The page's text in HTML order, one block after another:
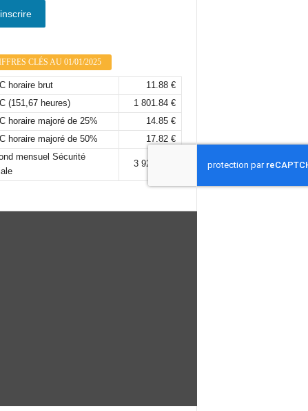
CLÉS AU 01/01/2025
horaire brut
11.88 €
(151,67 heures)
1 801.84 €
horaire majoré de 25%
14.85 €
horaire majoré de 50%
17.82 €
mensuel Sécurité
3 925,00 €